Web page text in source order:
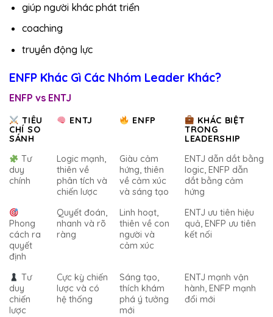
giúp người khác phát triển
coaching
truyền động lực
ENFP Khác Gì Các Nhóm Leader Khác?
ENFP vs ENTJ
TIÊU
CHÍ SO
SÁNH
ENTJ ENFP
KHÁC BIỆT
TRONG
LEADERSHIP
Tư
duy
chính
Logic mạnh,
thiên về
phân tích và
chiến lược
Giàu cảm
hứng, thiên
về cảm xúc
và sáng tạo
ENTJ dẫn dắt bằng
logic, ENFP dẫn
dắt bằng cảm
hứng
Phong
cách ra
quyết
định
Quyết đoán,
nhanh và rõ
ràng
Linh hoạt,
thiên về con
người và
cảm xúc
ENTJ ưu tiên hiệu
quả, ENFP ưu tiên
kết nối
Tư
duy
chiến
lược
Cực kỳ chiến
lược và có
hệ thống
Sáng tạo,
thích khám
phá ý tưởng
mới
ENTJ mạnh vận
hành, ENFP mạnh
đổi mới